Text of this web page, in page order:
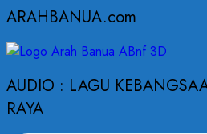
ARAHBANUA.com
AUDIO : LAGU
RAYA